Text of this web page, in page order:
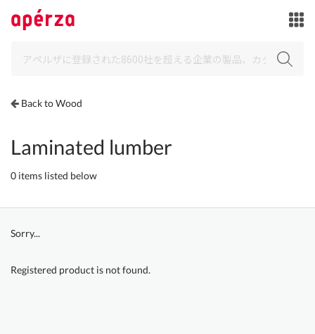
Back to Wood
Laminated lumber
0 items listed below
Sorry...
Registered product is not found.